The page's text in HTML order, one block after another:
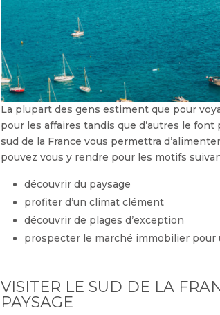
La plupart des gens estiment que pour
pour les affaires tandis que d’autres le
sud de la France vous permettra
pouvez vous y rendre pour les motifs
découvrir du paysage
profiter d’un climat clément
découvrir de plages d’exception
prospecter le marché immobilier
VISITER LE SUD DE LA
PAYSAGE